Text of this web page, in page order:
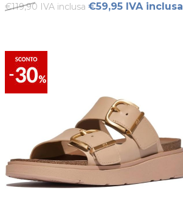
€119,90 IVA inclusa €59,95 IVA inclusa